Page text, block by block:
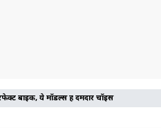
बाइक, ये मॉडल्स हैं दमदार चॉइस